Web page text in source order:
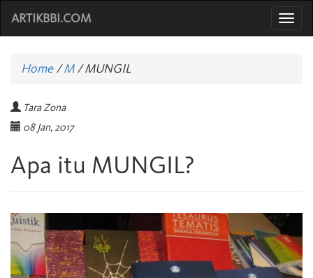
ARTIKBBI.COM
Home/M /MUNGIL
Tara Zona
08 Jan, 2017
Apa itu MUNGIL?